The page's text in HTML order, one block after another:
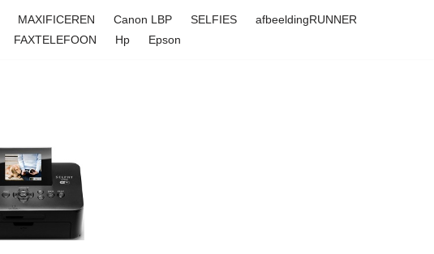
MAXIFICEREN Canon LBP SELFIES
afbeeldingRUNNER
FAXTELEFOON Hp Epson